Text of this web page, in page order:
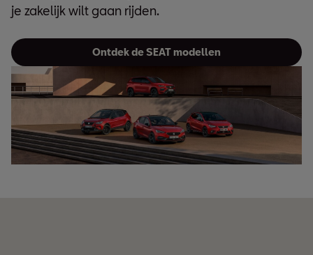
je zakelijk wilt gaan rijden.
Ontdek de SEAT modellen